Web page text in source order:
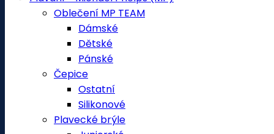
Oblečení MP TEAM
Dámské
Dětské
Pánské
Čepice
Ostatní
Silikonové
Plavecké brýle